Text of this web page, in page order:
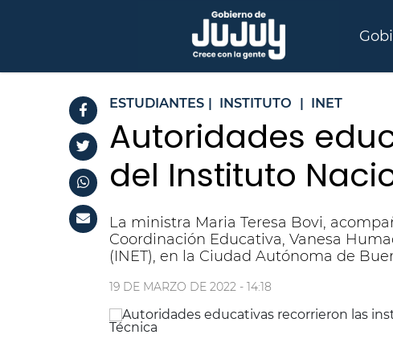
ESTUDIANTES | INSTITUTO | INET
Autoridades
del Instituto
La ministra Maria Teresa Bovi,
Coordinación Educativa, Vanesa
(INET), en la Ciudad Autónoma de
19 DE MARZO DE 2022 - 14:18